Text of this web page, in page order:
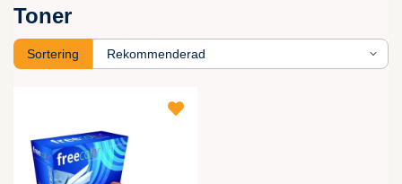
Toner
Sortering